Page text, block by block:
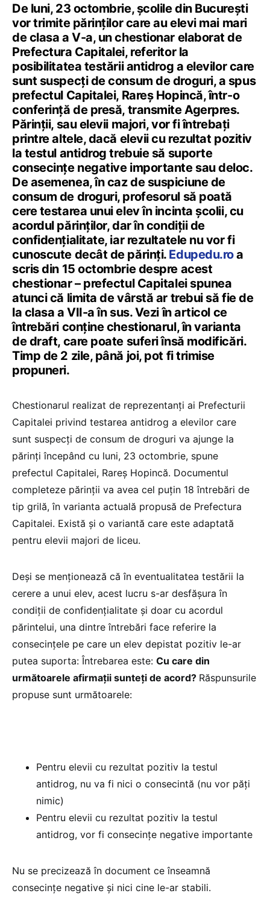
De luni, 23 octombrie, școlile din București
vor trimite părinților care au elevi mai mari
de clasa a V-a, un chestionar elaborat de
Prefectura Capitalei, referitor la
posibilitatea testării antidrog a elevilor care
sunt suspecți de consum de droguri, a spus
prefectul Capitalei, Rareș Hopincă, într-o
conferință de presă, transmite Agerpres.
Părinții, sau elevii majori, vor fi întrebați
printre altele, dacă elevii cu rezultat pozitiv
la testul antidrog trebuie să suporte
consecințe negative importante sau deloc.
De asemenea, în caz de suspiciune de
consum de droguri, profesorul să poată
cere testarea unui elev în incinta școlii, cu
acordul părinților, dar în condiții de
confidențialitate, iar rezultatele nu vor fi
cunoscute decât de părinți. Edupedu.roa
scris din 15 octombrie despre acest
chestionar – prefectul Capitalei spunea
atunci că limita de vârstă ar trebui să fie de
la clasa a VII-a în sus. Vezi în articol ce
întrebări conține chestionarul, în varianta
de draft, care poate suferi însă modificări.
Timp de 2 zile, până joi, pot fi trimise
propuneri.
Chestionarul realizat de reprezentanți ai Prefecturii
Capitalei privind testarea antidrog a elevilor care
sunt suspecți de consum de droguri va ajunge la
părinți începând cu luni, 23 octombrie, spune
prefectul Capitalei, Rareş Hopincă. Documentul
completeze părinții va avea cel puțin 18 întrebări de
tip grilă, în varianta actuală propusă de Prefectura
Capitalei. Există și o variantă care este adaptată
pentru elevii majori de liceu.
Deși se menționează că în eventualitatea testării la
cerere a unui elev, acest lucru s-ar desfășura în
condiții de confidențialitate și doar cu acordul
părintelui, una dintre întrebări face referire la
consecințele pe care un elev depistat pozitiv le-ar
putea suporta: Întrebarea este: Cu care din
următoarele afirmații sunteți de acord? Răspunsurile
propuse sunt următoarele:
Pentru elevii cu rezultat pozitiv la testul
antidrog, nu va fi nici o consecintă (nu vor păți
nimic)
Pentru elevii cu rezultat pozitiv la testul
antidrog, vor fi consecințe negative importante
Nu se precizează în document ce înseamnă
consecințe negative și nici cine le-ar stabili.